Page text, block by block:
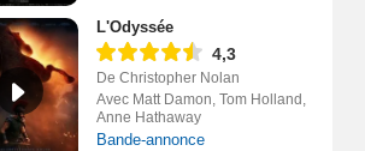
L'Odyssée
4,3
De Christopher Nolan
Avec Matt Damon, Tom Holland,
Anne Hathaway
Bande-annonce